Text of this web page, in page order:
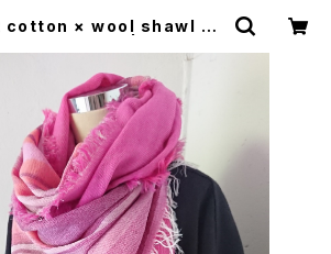
cotton × wool shawl __